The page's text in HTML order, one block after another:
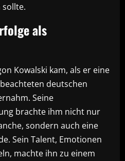
sollte.
als
Kowalski kam, als er eine
deutschen
Seine
brachte ihm nicht nur
sondern auch eine
Sein Talent, Emotionen
machte ihn zu einem